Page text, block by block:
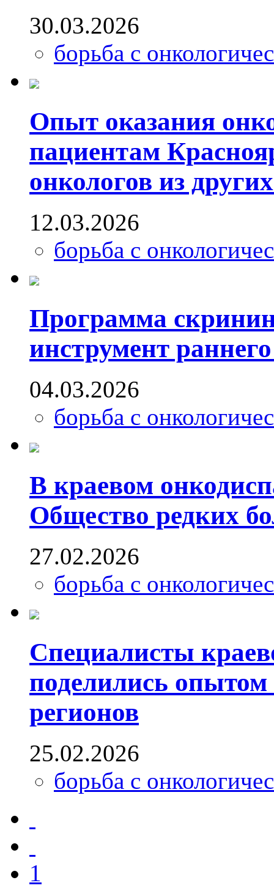
30.03.2026
борьба с
Опыт оказания
пациентам
онкологов из
12.03.2026
борьба с
Программа
инструмент
04.03.2026
борьба с
В краевом
Общество редких
27.02.2026
борьба с
Специалисты
поделились опытом
регионов
25.02.2026
борьба с
1